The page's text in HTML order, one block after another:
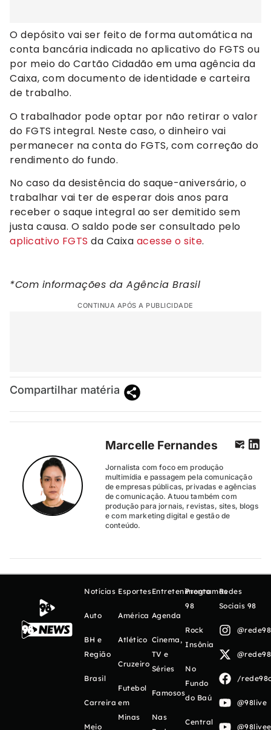
O depósito vai ser feito de forma automática na
conta bancária indicada no aplicativo do FGTS ou
por meio do Cartão Cidadão em uma agência da
Caixa, com documento de identidade e carteira
de trabalho.
O trabalhador pode optar por não retirar o valor
do FGTS integral. Neste caso, o dinheiro vai
permanecer na conta do FGTS, com correção do
rendimento do fundo.
No caso da desistência do saque-aniversário, o
trabalhar vai ter de esperar dois anos para
receber o saque integral ao ser demitido sem
justa causa. O saldo pode ser consultado pelo
aplicativo FGTS da Caixa acesse o site.
*Com informações da Agência Brasil
CONTINUA APÓS A PUBLICIDADE
Compartilhar matéria
Marcelle Fernandes
Jornalista com foco em produção
multimídia e passagem pela comunicação
de empresas públicas, privadas e agências
de comunicação. Atuou também com
produção para jornais, revistas, sites, blogs
e com marketing digital e gestão de
conteúdo.
Notícias
Auto
BH e
Região
Brasil
Carreira
Meio
Esportes
América
Atlético
Cruzeiro
Futebol
em
Minas
Entretenimento
Agenda
Cinema,
TV e
Séries
Famosos
Nas
Programas
98
Rock
Insônia
No
Fundo
do Baú
Central
Redes
Sociais 98
/
@98live